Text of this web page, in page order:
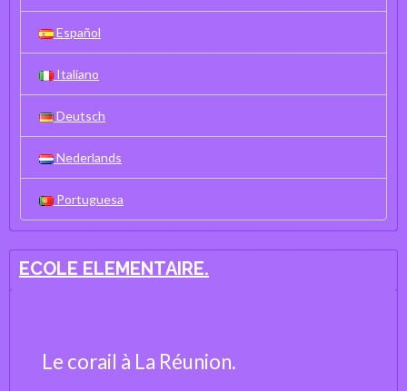
Español
Italiano
Deutsch
Nederlands
Portuguesa
ECOLE ELEMENTAIRE.
Le corail à La Réunion.